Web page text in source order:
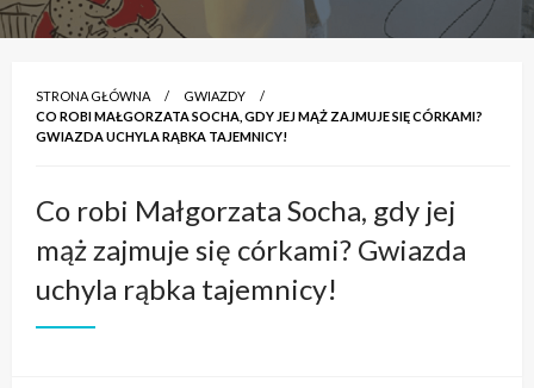
STRONA GŁÓWNA
GWIAZDY
CO ROBI MAŁGORZATA SOCHA, GDY JEJ MĄŻ ZAJMUJE SIĘ CÓRKAMI?
GWIAZDA UCHYLA RĄBKA TAJEMNICY!
Co robi Małgorzata Socha, gdy jej
mąż zajmuje się córkami? Gwiazda
uchyla rąbka tajemnicy!